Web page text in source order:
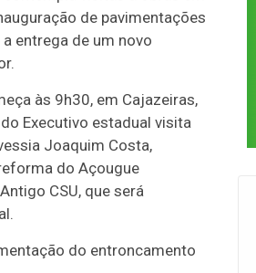
de pavimentações
entrega de um novo
às 9h30, em Cajazeiras,
Executivo estadual visita
Joaquim Costa,
do Açougue
CSU, que será
do entroncamento